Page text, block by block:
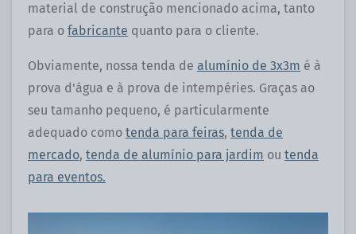
material de construção mencionado acima, tanto
para o fabricante quanto para o cliente.
Obviamente, nossa tenda de alumínio de 3x3m é à
prova d'água e à prova de intempéries. Graças ao
seu tamanho pequeno, é particularmente
adequado como tenda para feiras, tenda de
mercado, tenda de alumínio para jardim ou tenda
para eventos.